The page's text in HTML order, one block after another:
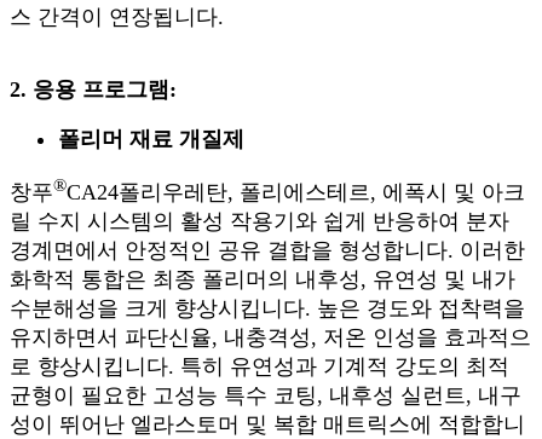
스 간격이 연장됩니다.
2. 응용 프로그램:
폴리머 재료 개질제
창푸®CA24폴리우레탄, 폴리에스테르, 에폭시 및 아크
릴 수지 시스템의 활성 작용기와 쉽게 반응하여 분자
경계면에서 안정적인 공유 결합을 형성합니다. 이러한
화학적 통합은 최종 폴리머의 내후성, 유연성 및 내가
수분해성을 크게 향상시킵니다. 높은 경도와 접착력을
유지하면서 파단신율, 내충격성, 저온 인성을 효과적으
로 향상시킵니다. 특히 유연성과 기계적 강도의 최적
균형이 필요한 고성능 특수 코팅, 내후성 실런트, 내구
성이 뛰어난 엘라스토머 및 복합 매트릭스에 적합합니